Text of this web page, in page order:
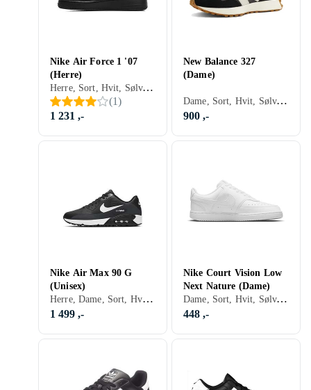
Nike Air Force 1 '07
(Herre)
Herre, Sort, Hvit, Sølv, Grå, Turkis, Brun, Blå, Rød, Gul, Oransje, Grønn, Beige, Rosa, Lilla, Khaki, Lisser, Nike Air Force 1
(1)
1 231 ,-
New Balance 327
(Dame)
Dame, Sort, Hvit, Sølv, Grå, Brun, Blå, Gull, Beige, Rosa, Lilla, Khaki, Lisser, New Balance 327
900 ,-
Nike Air Max 90 G
(Unisex)
Herre, Dame, Sort, Hvit, Sølv, Grå, Brun, Blå, Rød, Oransje, Grønn, Beige, Rosa, Lilla, Nike Air Max
1 499 ,-
Nike Court Vision Low
Next Nature (Dame)
Dame, Sort, Hvit, Sølv, Grå, Brun, Blå, Rød, Grønn, Beige, Rosa, Lilla, Lisser
448 ,-